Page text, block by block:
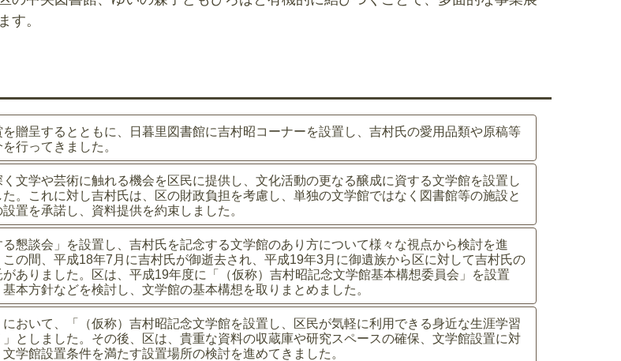
す。
贈呈するとともに、日暮里図書館に吉村昭コーナーを設置し、吉村氏の愛用品類や原稿等
行ってきました。
文学や芸術に触れる機会を区民に提供し、文化活動の更なる醸成に資する文学館を設置し
。これに対し吉村氏は、区の財政負担を考慮し、単独の文学館ではなく図書館等の施設と
置を承諾し、資料提供を約束しました。
懇談会」を設置し、吉村氏を記念する文学館のあり方について様々な視点から検討を進
の間、平成18年7月に吉村氏が御逝去され、平成19年3月に御遺族から区に対して吉村氏の
ありました。区は、平成19年度に「（仮称）吉村昭記念文学館基本構想委員会」を設置
本方針などを検討し、文学館の基本構想を取りまとめました。
おいて、「（仮称）吉村昭記念文学館を設置し、区民が気軽に利用できる身近な生涯学習
としました。その後、区は、貴重な資料の収蔵庫や研究スペースの確保、文学館設置に対
学館設置条件を満たす設置場所の検討を進めてきました。